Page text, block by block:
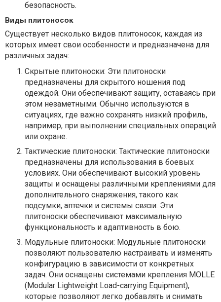
безопасность.
Виды плитоносок
Существует несколько видов плитоносок, каждая из
которых имеет свои особенности и предназначена для
различных задач:
Скрытые плитоноски: Эти плитоноски
предназначены для скрытого ношения под
одеждой. Они обеспечивают защиту, оставаясь при
этом незаметными. Обычно используются в
ситуациях, где важно сохранять низкий профиль,
например, при выполнении специальных операций
или охране.
Тактические плитоноски: Тактические плитоноски
предназначены для использования в боевых
условиях. Они обеспечивают высокий уровень
защиты и оснащены различными креплениями для
дополнительного снаряжения, такого как
подсумки, аптечки и системы связи. Эти
плитоноски обеспечивают максимальную
функциональность и адаптивность в бою.
Модульные плитоноски: Модульные плитоноски
позволяют пользователю настраивать и изменять
конфигурацию в зависимости от конкретных
задач. Они оснащены системами крепления MOLLE
(Modular Lightweight Load-carrying Equipment),
которые позволяют легко добавлять и снимать